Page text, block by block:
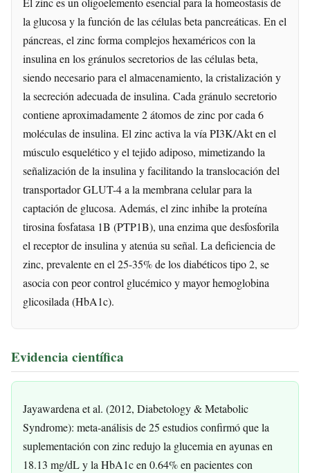
la glucosa y la función de las células beta pancreáticas. En el
páncreas, el zinc forma complejos hexaméricos con la
insulina en los gránulos secretorios de las células beta,
siendo necesario para el almacenamiento, la cristalización y
la secreción adecuada de insulina. Cada gránulo secretorio
contiene aproximadamente 2 átomos de zinc por cada 6
moléculas de insulina. El zinc activa la vía PI3K/Akt en el
músculo esquelético y el tejido adiposo, mimetizando la
señalización de la insulina y facilitando la translocación del
transportador GLUT-4 a la membrana celular para la
captación de glucosa. Además, el zinc inhibe la proteína
tirosina fosfatasa 1B (PTP1B), una enzima que desfosforila
el receptor de insulina y atenúa su señal. La deficiencia de
zinc, prevalente en el 25-35% de los diabéticos tipo 2, se
asocia con peor control glucémico y mayor hemoglobina
glicosilada (HbA1c).
Evidencia científica
Jayawardena et al. (2012, Diabetology & Metabolic
Syndrome): meta-análisis de 25 estudios confirmó que la
suplementación con zinc redujo la glucemia en ayunas en
18.13 mg/dL y la HbA1c en 0.64% en pacientes con